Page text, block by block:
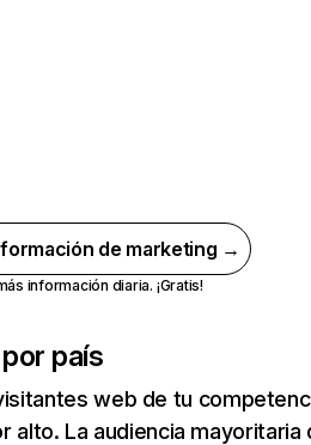
de marketing →
información diaria. ¡Gratis!
país
web de tu
alto. La audiencia mayoritaria